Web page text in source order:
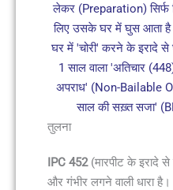
लेकर (Preparation) सिर्फ
लिए उसके घर में घुस आता है
घर में 'चोरी' करने के इरादे से
1 साल वाला 'अतिचार
अपराध' (Non-Bailable
साल की सख़्त सजा'
तुलना
IPC 452(मारपीट के इरादे
और गंभीर लगने वाली धारा